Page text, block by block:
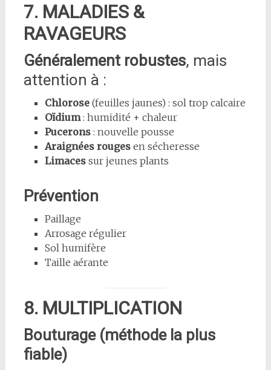
7. MALADIES &
RAVAGEURS
Généralement robustes, mais
attention à :
Chlorose(feuilles jaunes) : sol trop calcaire
Oïdium: humidité + chaleur
Pucerons: nouvelle pousse
Araignées rougesen sécheresse
Limacessur jeunes plants
Prévention
Paillage
Arrosage régulier
Sol humifère
Taille aérante
8. MULTIPLICATION
Bouturage (méthode la plus
fiable)